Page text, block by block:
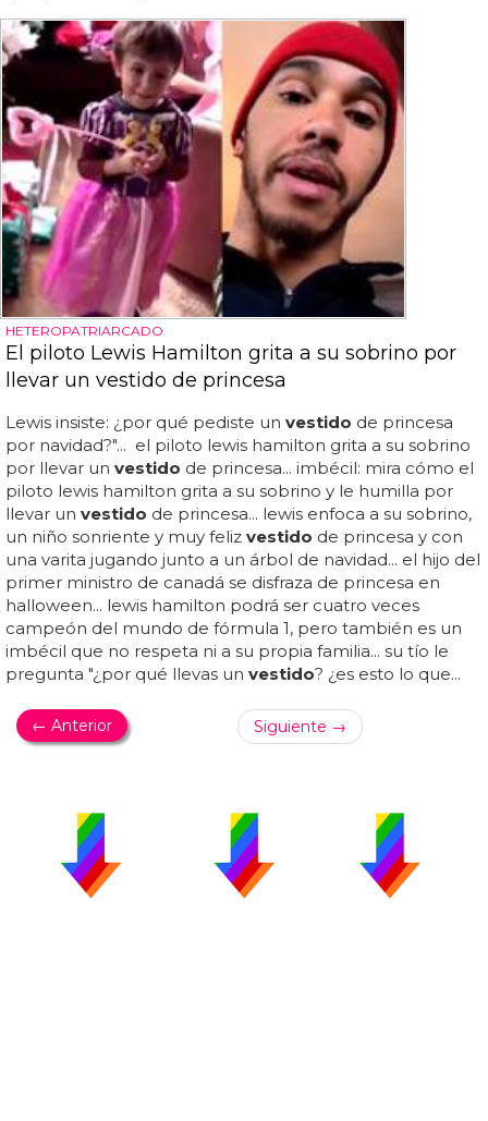
HETEROPATRIARCADO
El piloto Lewis Hamilton grita a su sobrino por
llevar un vestido de princesa
Lewis insiste: ¿por qué pediste un vestido de princesa
por navidad?"... el piloto lewis hamilton grita a su sobrino
por llevar un vestido de princesa... imbécil: mira cómo el
piloto lewis hamilton grita a su sobrino y le humilla por
llevar un vestido de princesa... lewis enfoca a su sobrino,
un niño sonriente y muy feliz vestido de princesa y con
una varita jugando junto a un árbol de navidad... el hijo del
primer ministro de canadá se disfraza de princesa en
halloween... lewis hamilton podrá ser cuatro veces
campeón del mundo de fórmula 1, pero también es un
imbécil que no respeta ni a su propia familia... su tío le
pregunta "¿por qué llevas un vestido? ¿es esto lo que...
← Anterior Siguiente →